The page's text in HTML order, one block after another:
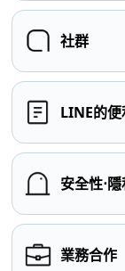
社群
LINE的
安全性⋅
業務合作